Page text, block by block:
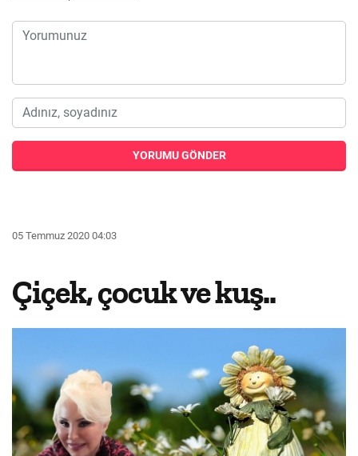
YORUMU GÖNDER
05 Temmuz 2020 04:03
Çiçek, çocuk ve kuş..